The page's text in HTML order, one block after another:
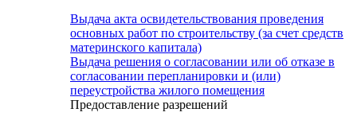
Выдача акта освидетельствования проведения
основных работ по строительству (за счет средств
материнского капитала)
Выдача решения о согласовании или об отказе в
согласовании перепланировки и (или)
переустройства жилого помещения
Предоставление разрешений